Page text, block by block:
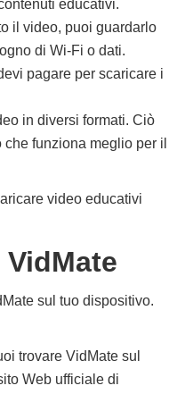
educativi.
il video, puoi guardarlo
di Wi-Fi o dati.
pagare per scaricare i
in diversi formati. Ciò
funziona meglio per il
video educativi
sul tuo dispositivo.
trovare VidMate sul
Web ufficiale di